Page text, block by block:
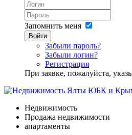
Запомнить меня
Войти
Забыли пароль?
Забыли логин?
Регистрация
При заявке, пожалуйста,
Недвижимость
Продажа недвижимости
апартаменты